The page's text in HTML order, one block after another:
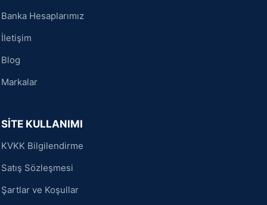
Banka Hesaplarımız
İletişim
Blog
Markalar
SİTE KULLANIMI
KVKK Bilgilendirme
Satış Sözleşmesi
Şartlar ve Koşullar